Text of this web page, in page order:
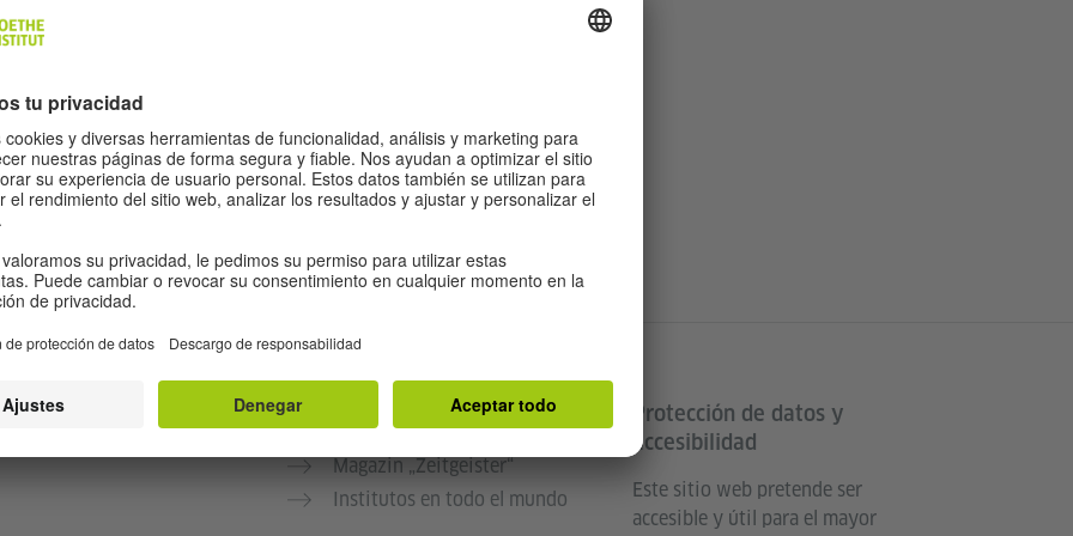
Mein Weg nach Deutschland
Magazin „Zeitgeister“
Institutos en todo el mundo
Protección de datos y
accesibilidad
Este sitio web pretende ser
accesible y útil para el mayor